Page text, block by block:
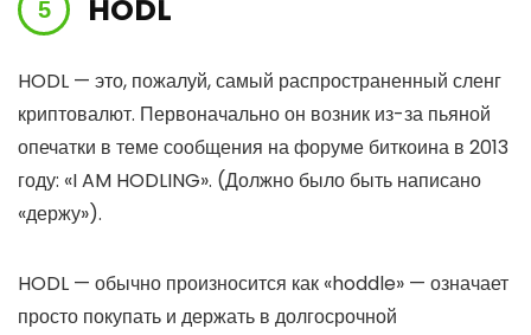
HODL
HODL — это, пожалуй, самый распространенный сленг
криптовалют. Первоначально он возник из-за пьяной
опечатки в теме сообщения на форуме биткоина в 2013
году: «I AM HODLING». (Должно было быть написано
«держу»).
HODL — обычно произносится как «hoddle» — означает
просто покупать и держать в долгосрочной